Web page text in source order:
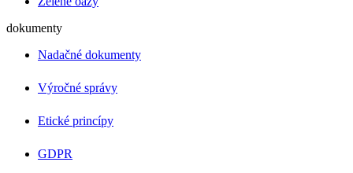
dokumenty
Nadačné dokumenty
Výročné správy
Etické princípy
GDPR